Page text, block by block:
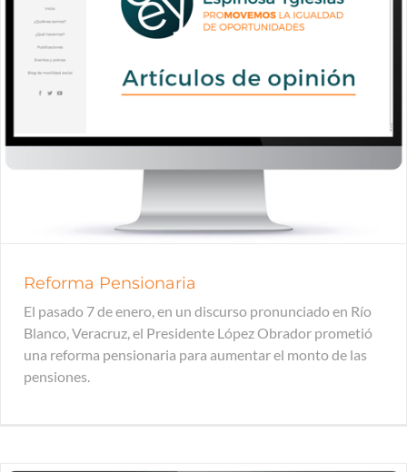
Reforma Pensionaria
El pasado 7 de enero, en un discurso pronunciado en Río
Blanco, Veracruz, el Presidente López Obrador prometió
una reforma pensionaria para aumentar el monto de las
pensiones.